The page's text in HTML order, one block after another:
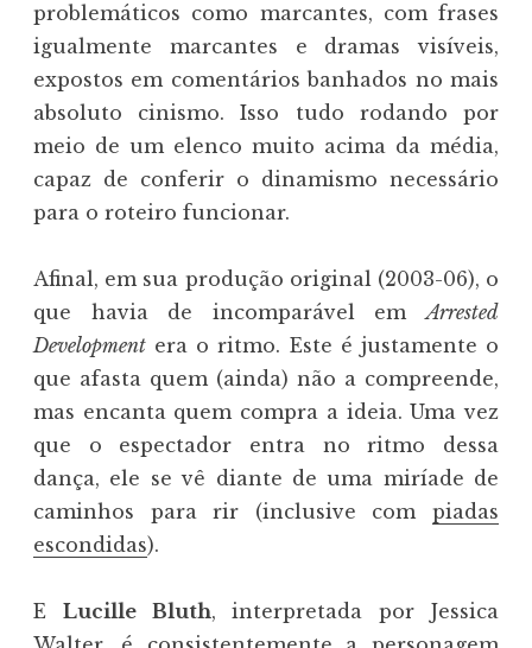
problemáticos como marcantes, com frases
igualmente marcantes e dramas visíveis,
expostos em comentários banhados no mais
absoluto cinismo. Isso tudo rodando por
meio de um elenco muito acima da média,
capaz de conferir o dinamismo necessário
para o roteiro funcionar.
Afinal, em sua produção original (2003-06), o
que havia de incomparável emArrested
Development era o ritmo. Este é justamente o
que afasta quem (ainda) não a compreende,
mas encanta quem compra a ideia. Uma vez
que o espectador entra no ritmo dessa
dança, ele se vê diante de uma miríade de
caminhos para rir (inclusive com piadas
escondidas).
E Lucille Bluth, interpretada por Jessica